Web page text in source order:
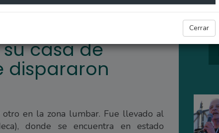
Cerrar
casa de
dispararon
en la zona lumbar. Fue llevado al
donde se encuentra en estado